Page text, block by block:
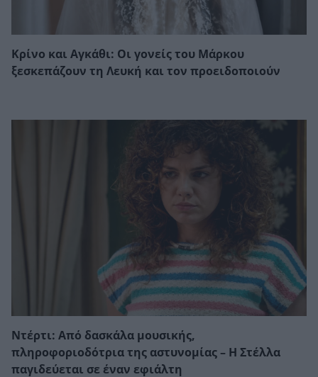
Κρίνο και Αγκάθι: Οι γονείς του Μάρκου
ξεσκεπάζουν τη Λευκή και τον προειδοποιούν
Ντέρτι: Από δασκάλα μουσικής,
πληροφοριοδότρια της αστυνομίας – Η Στέλλα
παγιδεύεται σε έναν εφιάλτη